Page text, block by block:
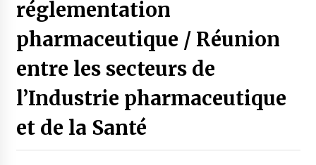
Oum el Gaïla / L’ogresse du M’zab
4 ans ago
montagnards
4 ans ago
réglementation
pharmaceutique / Réunion
entre les secteurs de
l’Industrie pharmaceutique
et de la Santé